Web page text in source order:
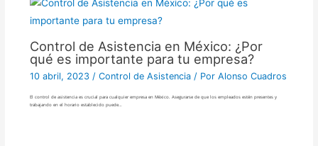
Control de Asistencia en México: ¿Por
qué es importante para tu empresa?
10 abril, 2023 / Control de Asistencia/ Por Alonso Cuadros
El control de asistencia es crucial para cualquier empresa en México. Asegurarse de que los empleados estén presentes y
trabajando en el horario establecido puede…